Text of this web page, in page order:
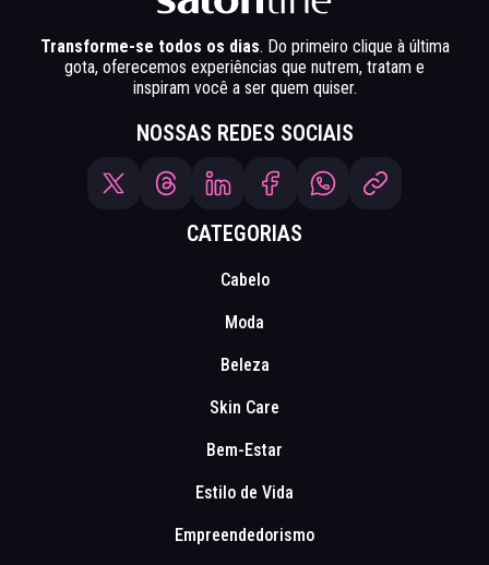
Transforme-se todos os dias. Do primeiro clique à última
gota, oferecemos experiências que nutrem, tratam e
inspiram você a ser quem quiser.
NOSSAS REDES SOCIAIS
CATEGORIAS
Cabelo
Moda
Beleza
Skin Care
Bem-Estar
Estilo de Vida
Empreendedorismo